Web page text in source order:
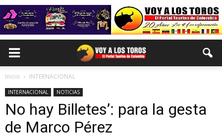
Inicio INTERNACIONAL
INTERNACIONAL NOTICIAS
No hay Billetes’: para la gesta
de Marco Pérez